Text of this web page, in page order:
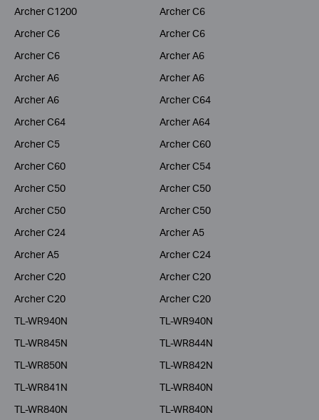
Archer C1200
Archer C6
Archer C6
Archer C6
Archer C6
Archer A6
Archer A6
Archer A6
Archer A6
Archer C64
Archer C64
Archer A64
Archer C5
Archer C60
Archer C60
Archer C54
Archer C50
Archer C50
Archer C50
Archer C50
Archer C24
Archer A5
Archer A5
Archer C24
Archer C20
Archer C20
Archer C20
Archer C20
TL-WR940N
TL-WR940N
TL-WR845N
TL-WR844N
TL-WR850N
TL-WR842N
TL-WR841N
TL-WR840N
TL-WR840N
TL-WR840N